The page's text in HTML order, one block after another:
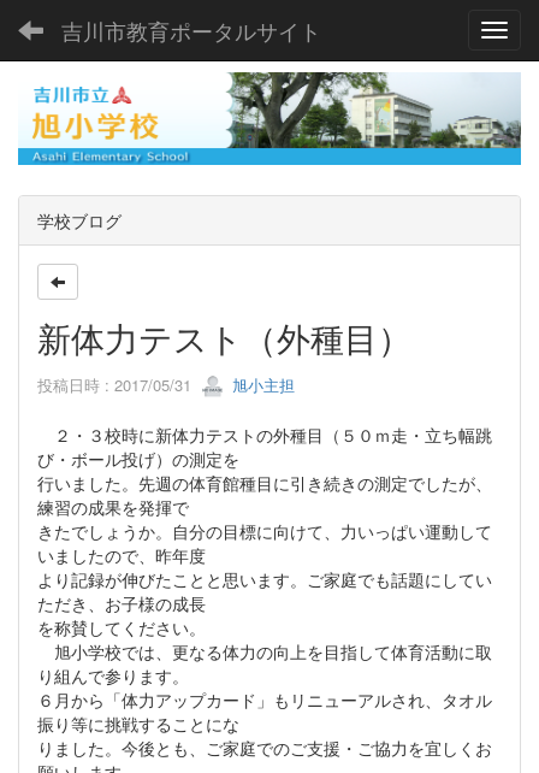
吉川市教育ポータルサイト
学校ブログ
新体力テスト（外種目）
投稿日時 : 2017/05/31 旭小主担
２・３校時に新体力テストの外種目（５０ｍ走・立ち幅跳
び・ボール投げ）の測定を
行いました。先週の体育館種目に引き続きの測定でしたが、
練習の成果を発揮で
きたでしょうか。自分の目標に向けて、力いっぱい運動して
いましたので、昨年度
より記録が伸びたことと思います。ご家庭でも話題にしてい
ただき、お子様の成長
を称賛してください。
旭小学校では、更なる体力の向上を目指して体育活動に取
り組んで参ります。
６月から「体力アップカード」もリニューアルされ、タオル
振り等に挑戦することにな
りました。今後とも、ご家庭でのご支援・ご協力を宜しくお